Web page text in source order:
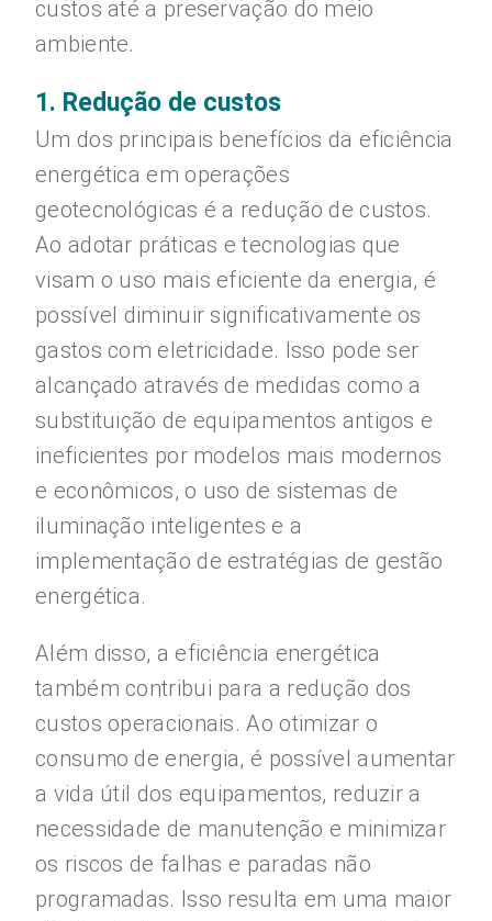
custos até a preservação do meio
ambiente.
1. Redução de custos
Um dos principais benefícios da eficiência
energética em operações
geotecnológicas é a redução de custos.
Ao adotar práticas e tecnologias que
visam o uso mais eficiente da energia, é
possível diminuir significativamente os
gastos com eletricidade. Isso pode ser
alcançado através de medidas como a
substituição de equipamentos antigos e
ineficientes por modelos mais modernos
e econômicos, o uso de sistemas de
iluminação inteligentes e a
implementação de estratégias de gestão
energética.
Além disso, a eficiência energética
também contribui para a redução dos
custos operacionais. Ao otimizar o
consumo de energia, é possível aumentar
a vida útil dos equipamentos, reduzir a
necessidade de manutenção e minimizar
os riscos de falhas e paradas não
programadas. Isso resulta em uma maior